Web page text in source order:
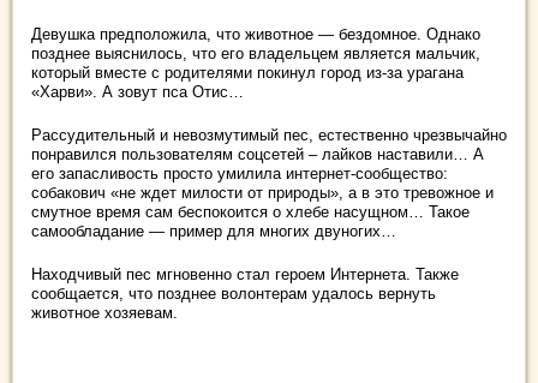
Девушка предположила, что животное — бездомное. Однако
позднее выяснилось, что его владельцем является мальчик,
который вместе с родителями покинул город из-за урагана
«Харви». А зовут пса Отис…
Рассудительный и невозмутимый пес, естественно чрезвычайно
понравился пользователям соцсетей – лайков наставили… А
его запасливость просто умилила интернет-сообщество:
собакович «не ждет милости от природы», а в это тревожное и
смутное время сам беспокоится о хлебе насущном… Такое
самообладание — пример для многих двуногих…
Находчивый пес мгновенно стал героем Интернета. Также
сообщается, что позднее волонтерам удалось вернуть
животное хозяевам.